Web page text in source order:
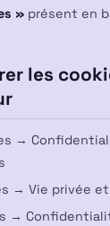
» présent en
les
→
→ Vie privée
→